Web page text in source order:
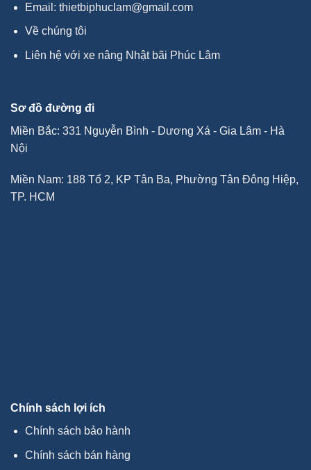
Email: thietbiphuclam@gmail.com
Về chúng tôi
Liên hệ với xe nâng Nhật bãi Phúc Lâm
Sơ đồ đường đi
Miền Bắc: 331 Nguyễn Bình - Dương Xá - Gia Lâm - Hà
Nội
Miền Nam: 188 Tổ 2, KP Tân Ba, Phường Tân Đông Hiệp,
TP. HCM
Chính sách lợi ích
Chính sách bảo hành
Chính sách bán hàng